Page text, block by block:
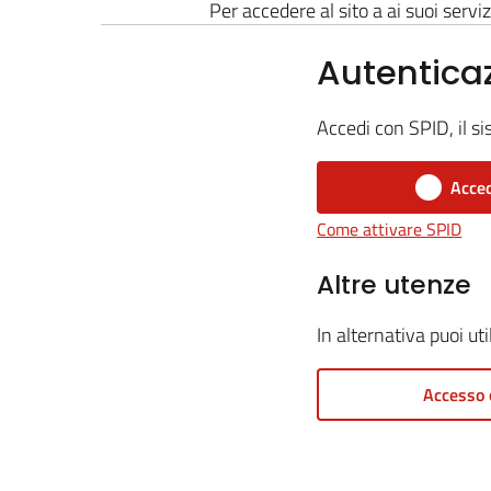
Per accedere al sito a ai suoi
Accedi con SPID, il
Come attivare SPID
Altre utenze
In alternativa puoi